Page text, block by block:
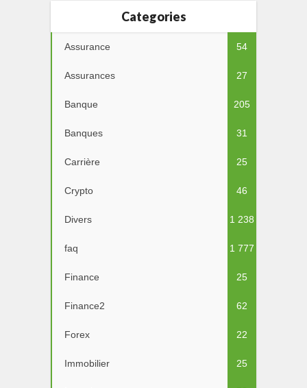
Categories
Assurance 54
Assurances 27
Banque 205
Banques 31
Carrière 25
Crypto 46
Divers 1 238
faq 1 777
Finance 25
Finance2 62
Forex 22
Immobilier 25